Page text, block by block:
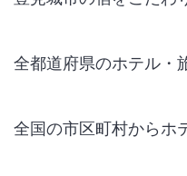
全都道府県のホテル・
全国の市区町村からホ